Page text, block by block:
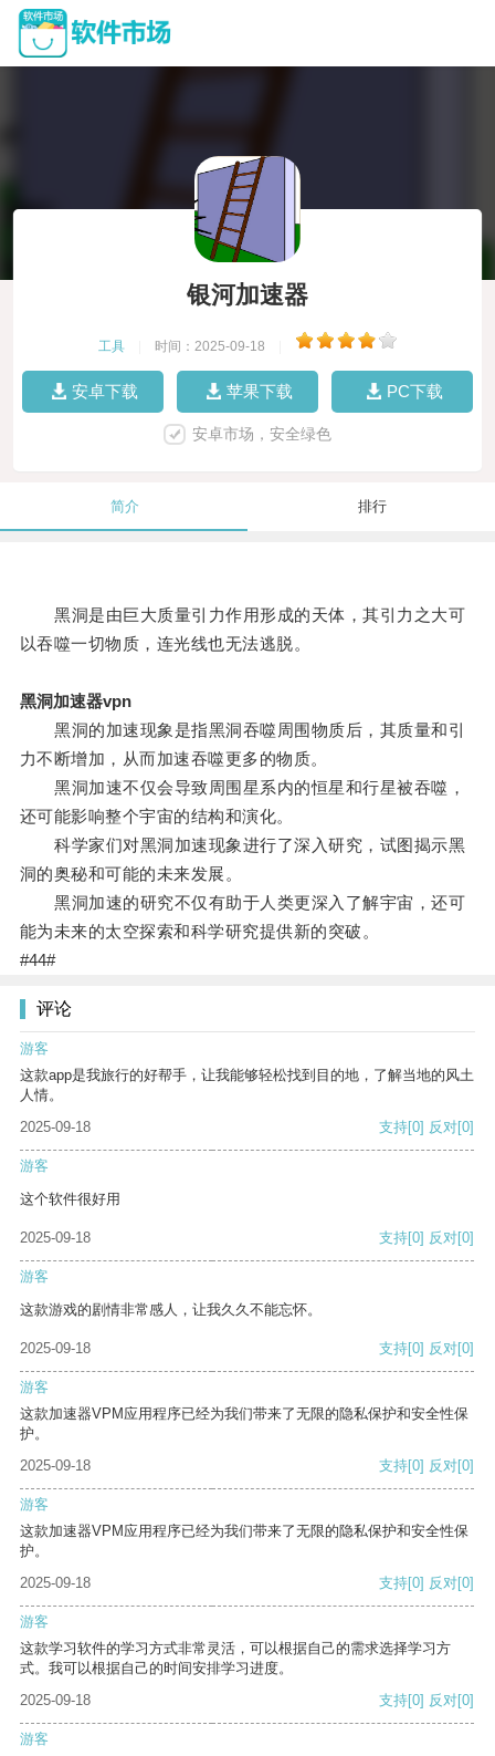
银河加速器
工具 时间：2025-09-18
安卓下载 苹果下载 PC下载
安卓市场，安全绿色
简介 排行
黑洞是由巨大质量引力作用形成的天体，其引力之大可
以吞噬一切物质，连光线也无法逃脱。
黑洞加速器vpn
黑洞的加速现象是指黑洞吞噬周围物质后，其质量和引
力不断增加，从而加速吞噬更多的物质。
黑洞加速不仅会导致周围星系内的恒星和行星被吞噬，
还可能影响整个宇宙的结构和演化。
科学家们对黑洞加速现象进行了深入研究，试图揭示黑
洞的奥秘和可能的未来发展。
黑洞加速的研究不仅有助于人类更深入了解宇宙，还可
能为未来的太空探索和科学研究提供新的突破。
#44#
评论
游客
这款app是我旅行的好帮手，让我能够轻松找到目的地，了解当地的风土
人情。
2025-09-18
支持[0] 反对[0]
游客
这个软件很好用
2025-09-18 支持[0] 反对[0]
游客
这款游戏的剧情非常感人，让我久久不能忘怀。
2025-09-18 支持[0] 反对[0]
游客
这款加速器VPM应用程序已经为我们带来了无限的隐私保护和安全性保
护。
2025-09-18
支持[0] 反对[0]
游客
这款加速器VPM应用程序已经为我们带来了无限的隐私保护和安全性保
护。
2025-09-18
支持[0] 反对[0]
游客
这款学习软件的学习方式非常灵活，可以根据自己的需求选择学习方
式。我可以根据自己的时间安排学习进度。
2025-09-18
支持[0] 反对[0]
游客